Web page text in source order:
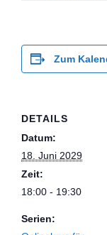
Zum
DETAILS
Datum:
18. Juni 2029
Zeit:
18:00 - 19:30
Serien: